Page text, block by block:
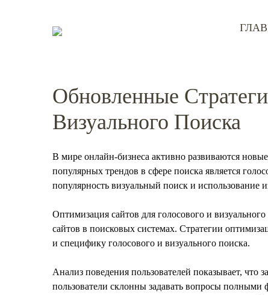
Обновленные
Визуального Поиска
В мире онлайн-бизнеса активно развиваются
популярных трендов в сфере поиска является
популярность визуальный поиск и
Оптимизация сайтов для голосового и
сайтов в поисковых системах. Стратегии
и специфику голосового и визуального поиска.
Анализ поведения пользователей показывает, что
пользователи склонны задавать вопросы полными